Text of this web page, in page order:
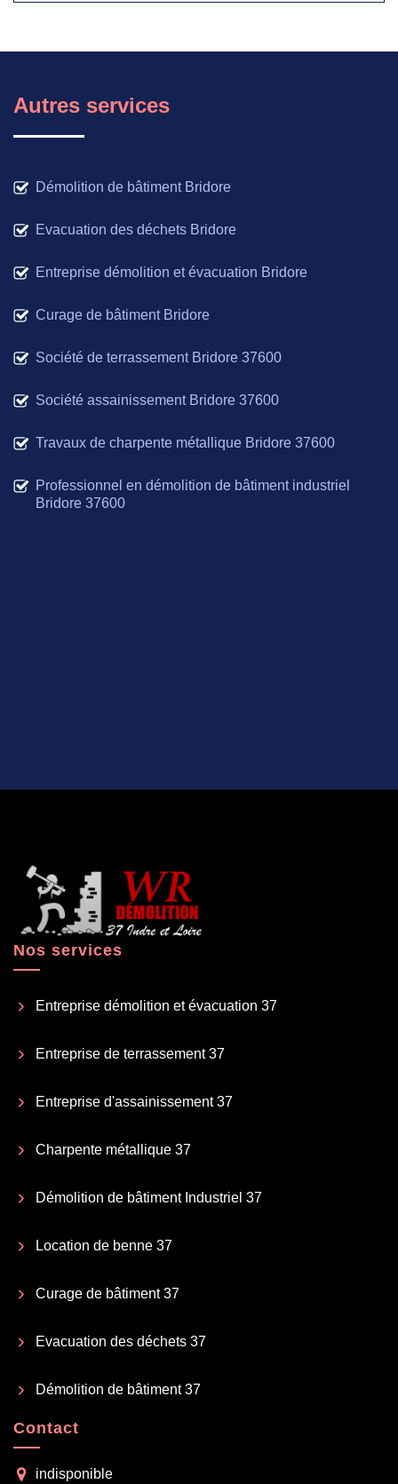
Autres services
Démolition de bâtiment Bridore
Evacuation des déchets Bridore
Entreprise démolition et évacuation Bridore
Curage de bâtiment Bridore
Société de terrassement Bridore 37600
Société assainissement Bridore 37600
Travaux de charpente métallique Bridore 37600
Professionnel en démolition de bâtiment industriel
Bridore 37600
Nos services
Entreprise démolition et évacuation 37
Entreprise de terrassement 37
Entreprise d'assainissement 37
Charpente métallique 37
Démolition de bâtiment Industriel 37
Location de benne 37
Curage de bâtiment 37
Evacuation des déchets 37
Démolition de bâtiment 37
Contact
indisponible